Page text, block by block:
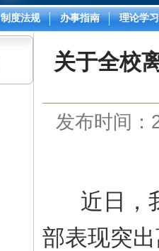
制度法规 办事指南 理论学习
关于全校
发布时间：
近日，我
部表现突